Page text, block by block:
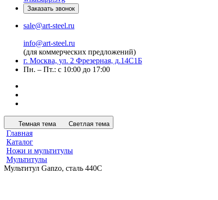
Заказать звонок
sale@art-steel.ru
info@art-steel.ru
(для коммерческих предложений)
г. Москва, ул. 2 Фрезерная, д.14С1Б
Пн. – Пт.: с 10:00 до 17:00
Темная тема Светлая тема
Главная
Каталог
Ножи и мультитулы
Мультитулы
Мультитул Ganzo, сталь 440С